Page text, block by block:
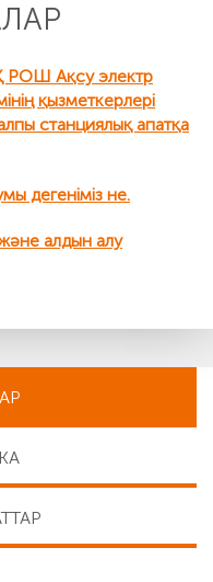
РОШ Ақсу электр
қызметкерлері
станциялық апатқа
дегеніміз не.
алдын алу